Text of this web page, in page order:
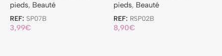
pieds, Beauté
REF: SP07B
3,99€
pieds, Beauté
REF: RSP02B
8,90€